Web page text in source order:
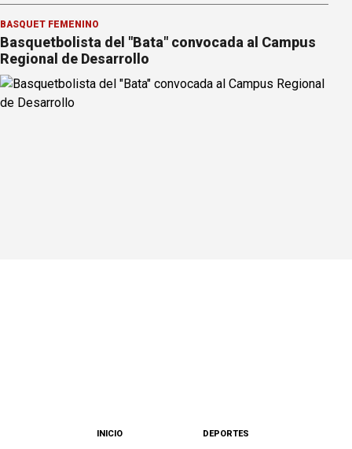
BÁSQUET FEMENINO
Basquetbolista del "Bata" convocada al Campus
Regional de Desarrollo
INICIO DEPORTES